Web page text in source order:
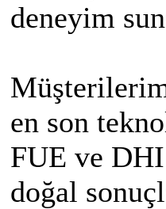
deneyim
en son
FUE ve
doğal